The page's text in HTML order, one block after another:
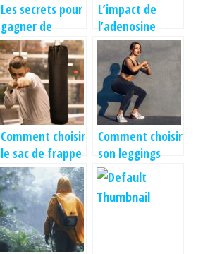
Les secrets pour
gagner de
l’argent avec les
bookmakers
hors arjel
L’impact de
l’adenosine
triphosphate sur
la performance
musculaire
Comment choisir
le sac de frappe
ideal pour
s’entrainer a
domicile ?
Comment choisir
son leggings
personnalise